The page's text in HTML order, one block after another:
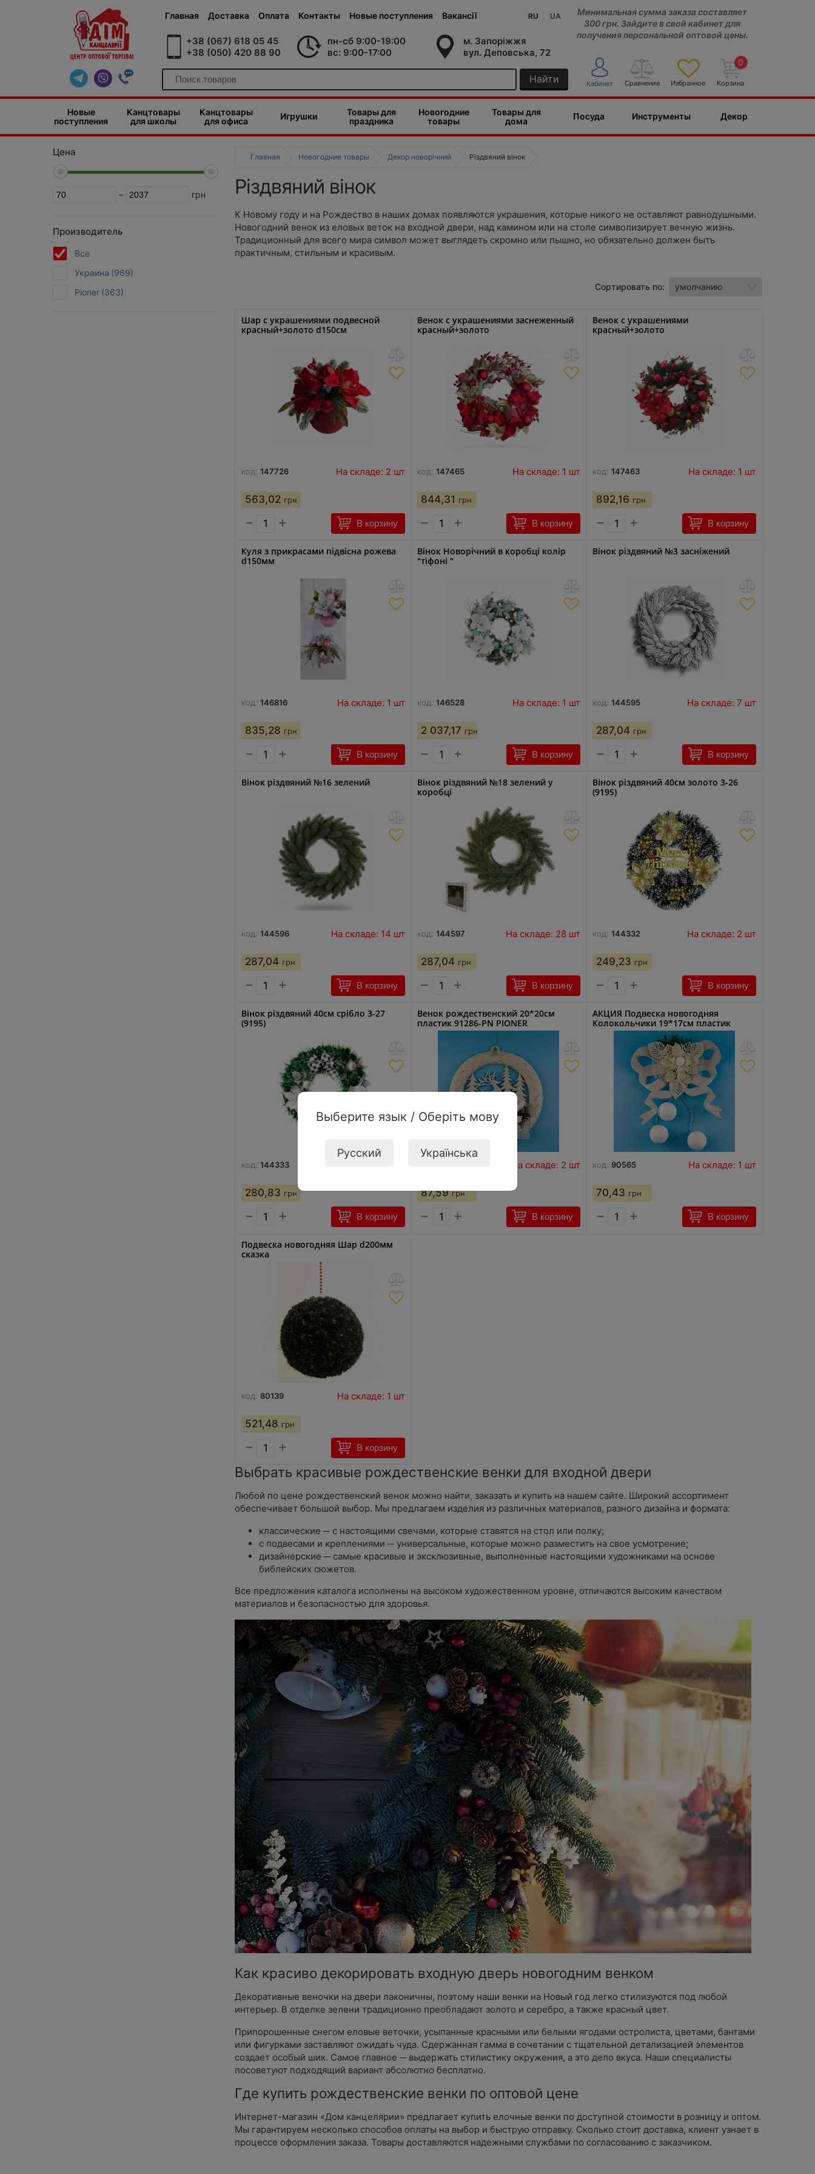
Главная Доставка Оплата Контакты Новые поступления Вакансії RU UA
+38 (067) 618 05 45
+38 (050) 420 88 90
пн-сб 9:00-19:00
вс: 9:00-17:00
м. Запоріжжя
вул. Деповська, 72
Найти
Минимальная сумма заказа составляет
300 грн. Зайдите в свой кабинет для
получения персональной оптовой цены.
0
Корзина
Избранное
Сравнение
Кабинет
Новые
поступления
Канцтовары
для школы
Канцтовары
для офиса
Игрушки
Товары для
праздника
Новогодние
товары
Товары для
дома
Посуда Инструменты Декор
Выберите язык / Оберіть мову
Русский Українська
Цена
– грн
Производитель
Все
Украина (969)
Pioner (363)
Главная Новогодние товары Декор новорічний Різдвяний вінок
Різдвяний вінок
К Новому году и на Рождество в наших домах появляются украшения, которые никого не оставляют равнодушными.
Новогодний венок из еловых веток на входной двери, над камином или на столе символизирует вечную жизнь.
Традиционный для всего мира символ может выглядеть скромно или пышно, но обязательно должен быть
практичным, стильным и красивым.
Сортировать по:
Шар с украшениями подвесной
красный+золото d150см
код: 147726 На складе: 2 шт
563,02 грн
− + В корзину
Венок с украшениями заснеженный
красный+золото
код: 147465 На складе: 1 шт
844,31 грн
− + В корзину
Венок с украшениями
красный+золото
код: 147463 На складе: 1 шт
892,16 грн
− + В корзину
Куля з прикрасами підвісна рожева
d150мм
код: 146816 На складе: 1 шт
835,28 грн
− + В корзину
Вінок Новорічний в коробці колір
"тіфоні "
код: 146528 На складе: 1 шт
2 037,17 грн
− + В корзину
Вінок різдвяний №3 засніжений
код: 144595 На складе: 7 шт
287,04 грн
− + В корзину
Вінок різдвяний №16 зелений
код: 144596 На складе: 14 шт
287,04 грн
− + В корзину
Вінок різдвяний №18 зелений у
коробці
код: 144597 На складе: 28 шт
287,04 грн
− + В корзину
Вінок різдвяний 40см золото 3-26
(9195)
код: 144332 На складе: 2 шт
249,23 грн
− + В корзину
Вінок різдвяний 40см срібло 3-27
(9195)
код: 144333
280,83 грн
− + В корзину
Венок рождественский 20*20см
пластик 91286-PN PIONER
На складе: 2 шт
87,59 грн
− + В корзину
АКЦИЯ Подвеска новогодняя
Колокольчики 19*17см пластик
91285-PN PIONER
код: 90565 На складе: 1 шт
70,43 грн
− + В корзину
Подвеска новогодняя Шар d200мм
сказка
код: 80139 На складе: 1 шт
521,48 грн
− + В корзину
Выбрать красивые рождественские венки для входной двери
Любой по цене рождественский венок можно найти, заказать и купить на нашем сайте. Широкий ассортимент
обеспечивает большой выбор. Мы предлагаем изделия из различных материалов, разного дизайна и формата:
классические ─ с настоящими свечами, которые ставятся на стол или полку;
с подвесами и креплениями ─ универсальные, которые можно разместить на свое усмотрение;
дизайнерские ─ самые красивые и эксклюзивные, выполненные настоящими художниками на основе
библейских сюжетов.
Все предложения каталога исполнены на высоком художественном уровне, отличаются высоким качеством
материалов и безопасностью для здоровья.
Как красиво декорировать входную дверь новогодним венком
Декоративные веночки на двери лаконичны, поэтому наши венки на Новый год легко стилизуются под любой
интерьер. В отделке зелени традиционно преобладают золото и серебро, а также красный цвет.
Припорошенные снегом еловые веточки, усыпанные красными или белыми ягодами остролиста, цветами, бантами
или фигурками заставляют ожидать чуда. Сдержанная гамма в сочетании с тщательной детализацией элементов
создает особый шик. Самое главное ─ выдержать стилистику окружения, а это дело вкуса. Наши специалисты
посоветуют подходящий вариант абсолютно бесплатно.
Где купить рождественские венки по оптовой цене
Интернет-магазин «Дом канцелярии» предлагает купить елочные венки по доступной стоимости в розницу и оптом.
Мы гарантируем несколько способов оплаты на выбор и быструю отправку. Сколько стоит доставка, клиент узнает в
процессе оформления заказа. Товары доставляются надежными службами по согласованию с заказчиком.